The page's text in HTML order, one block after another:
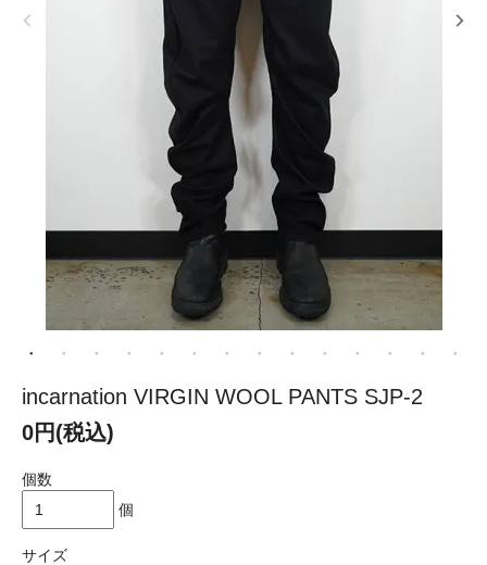
incarnation VIRGIN WOOL PANTS SJP-2
0円(税込)
個数
個
サイズ